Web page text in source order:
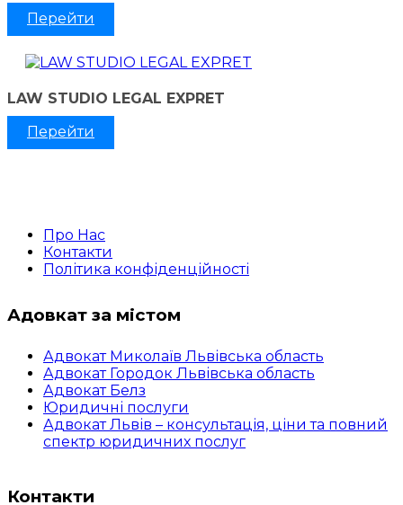
Перейти
LAW STUDIO LEGAL EXPRET
Перейти
Про Нас
Контакти
Політика конфіденційності
Адовкат за містом
Адвокат Миколаїв Львівська область
Адвокат Городок Львівська область
Адвокат Белз
Юридичні послуги
Адвокат Львів – консультація, ціни та повний
спектр юридичних послуг
Контакти